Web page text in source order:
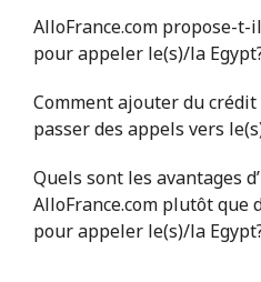
Mobile ⁦37.5p⁩
Eswatini
Ligne fixe
Mobile ⁦16.9p⁩
AlloFrance.com propose-
pour appeler le(s)/la
Comment ajouter du
passer des appels vers
Quels sont les avantages
AlloFrance.com plutôt que
pour appeler le(s)/la